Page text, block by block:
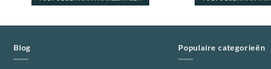
Blog Populaire categorieën